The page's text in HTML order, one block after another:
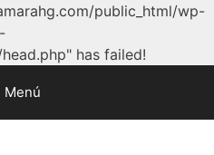
public_html/wp-
has failed!
Menú